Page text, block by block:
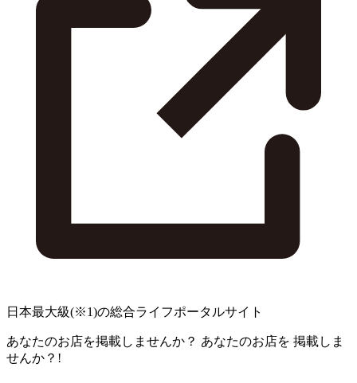
日本最大級(※1)の総合ライフポータルサイト
あなたのお店を掲載しませんか？ あなたのお店を 掲載しま
せんか？!